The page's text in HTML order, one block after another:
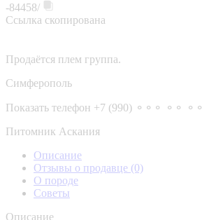
-84458/
Ссылка скопирована
Продаётся плем группа.
Симферополь
Показать телефон +7 (990) ⚬⚬⚬ ⚬⚬ ⚬⚬
Питомник Аскания
Описание
Отзывы о продавце (0)
О породе
Советы
Описание